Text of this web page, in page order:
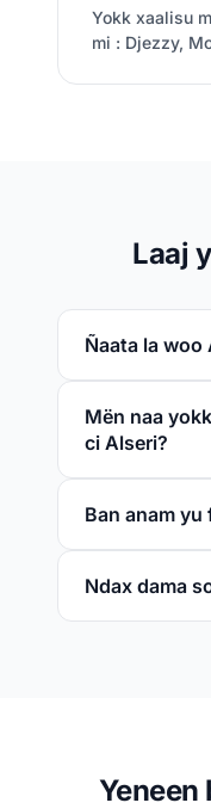
Yokk xaalisu
mi : Djezzy,
Laaj
Ñaata la woo
Mën naa
ci Alseri?
Ban anam
Ndax dama
Yeneen